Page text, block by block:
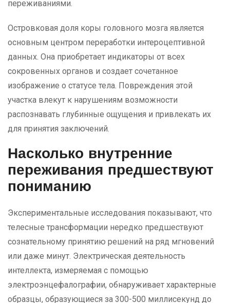
переживаниями.
Островковая доля коры головного мозга является
основным центром переработки интероцептивной
данных. Она приобретает индикаторы от всех
сокровенных органов и создает сочетанное
изображение о статусе тела. Повреждения этой
участка влекут к нарушениям возможности
распознавать глубинные ощущения и привлекать их
для принятия заключений.
Насколько внутренние
переживания предшествуют
пониманию
Экспериментальные исследования показывают, что
телесные трансформации нередко предшествуют
сознательному принятию решений на ряд мгновений
или даже минут. Электрическая деятельность
интеллекта, измеряемая с помощью
электроэнцефалографии, обнаруживает характерные
образцы, образующиеся за 300-500 миллисекунд до